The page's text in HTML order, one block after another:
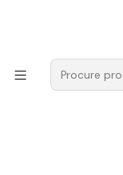
Produtores
Quinta do Monte